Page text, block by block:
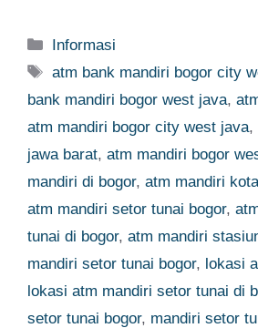
Categories
Informasi
Tags
atm bank mandiri bogor city
bank mandiri bogor west java,
atm mandiri bogor city west java,
jawa barat, atm mandiri bogor
mandiri di bogor, atm mandiri
atm mandiri setor tunai bogor,
tunai di bogor, atm mandiri
mandiri setor tunai bogor, lokasi
lokasi atm mandiri setor tunai di
setor tunai bogor, mandiri setor